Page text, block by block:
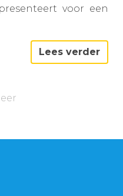
voor een
Lees verder